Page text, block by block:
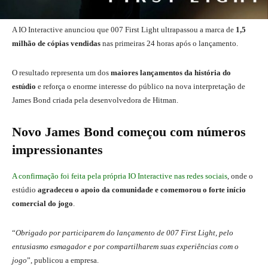
A IO Interactive anunciou que 007 First Light ultrapassou a marca de 1,5
milhão de cópias vendidas nas primeiras 24 horas após o lançamento.
O resultado representa um dos maiores lançamentos da história do
estúdio e reforça o enorme interesse do público na nova interpretação de
James Bond criada pela desenvolvedora de Hitman.
Novo James Bond começou com números
impressionantes
A confirmação foi feita pela própria IO Interactive nas redes sociais, onde o
estúdio agradeceu o apoio da comunidade e comemorou o forte início
comercial do jogo.
“Obrigado por participarem do lançamento de 007 First Light, pelo
entusiasmo esmagador e por compartilharem suas experiências com o
jogo”, publicou a empresa.